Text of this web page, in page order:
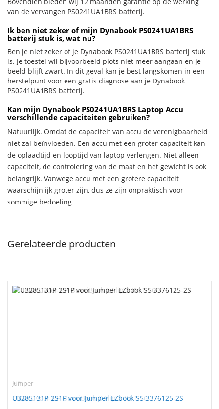
van de vervangen PS0241UA1BRS batterij.
Ik ben niet zeker of mijn Dynabook PS0241UA1BRS
batterij stuk is, wat nu?
Ben je niet zeker of je Dynabook PS0241UA1BRS batterij stuk
is. Je toestel wil bijvoorbeeld plots niet meer aangaan en je
beeld blijft zwart. In dit geval kan je best langskomen in een
herstelpunt voor een gratis diagnose aan je Dynabook
PS0241UA1BRS batterij.
Kan mijn Dynabook PS0241UA1BRS Laptop Accu
verschillende capaciteiten gebruiken?
Natuurlijk. Omdat de capaciteit van accu de verenigbaarheid
niet zal beïnvloeden. Een accu met een groter capaciteit kan
de oplaadtijd en looptijd van laptop verlengen. Niet alleen
capaciteit, de controlering van de maat en het gewicht is ook
belangrijk. Vanwege accu met een grotere capaciteit
waarschijnlijk groter zijn, dus ze zijn onpraktisch voor
sommige bedoeling.
Gerelateerde producten
Jumper
U3285131P-2S1P voor Jumper EZbook S5 3376125-2S